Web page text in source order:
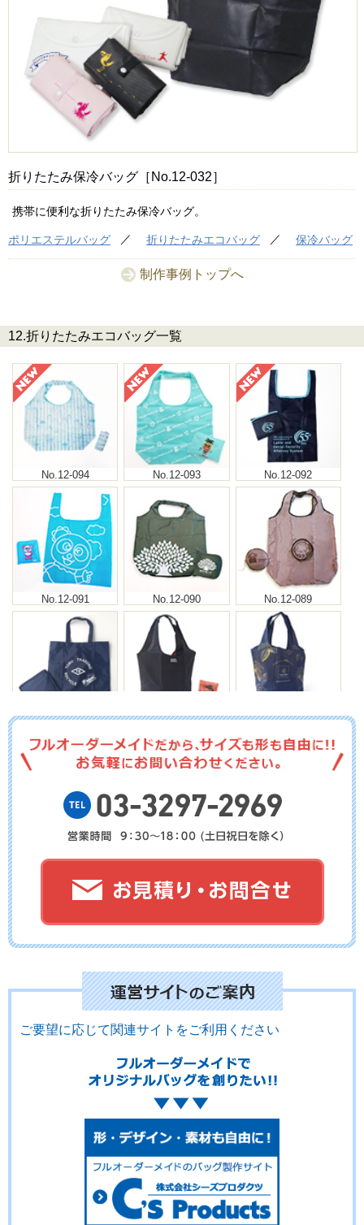
折りたたみ保冷バッグ［No.12-032］
携帯に便利な折りたたみ保冷バッグ。
ポリエステルバッグ 折りたたみエコバッグ 保冷バッグ
制作事例トップへ
12.折りたたみエコバッグ一覧
No.12-094 No.12-093 No.12-092
No.12-091 No.12-090 No.12-089
No.12-088 No.12-087 No.12-086
No.12-082 No.12-081 No.12-080
No.12-075 No.12-074
ご要望に応じて関連サイトをご利用ください